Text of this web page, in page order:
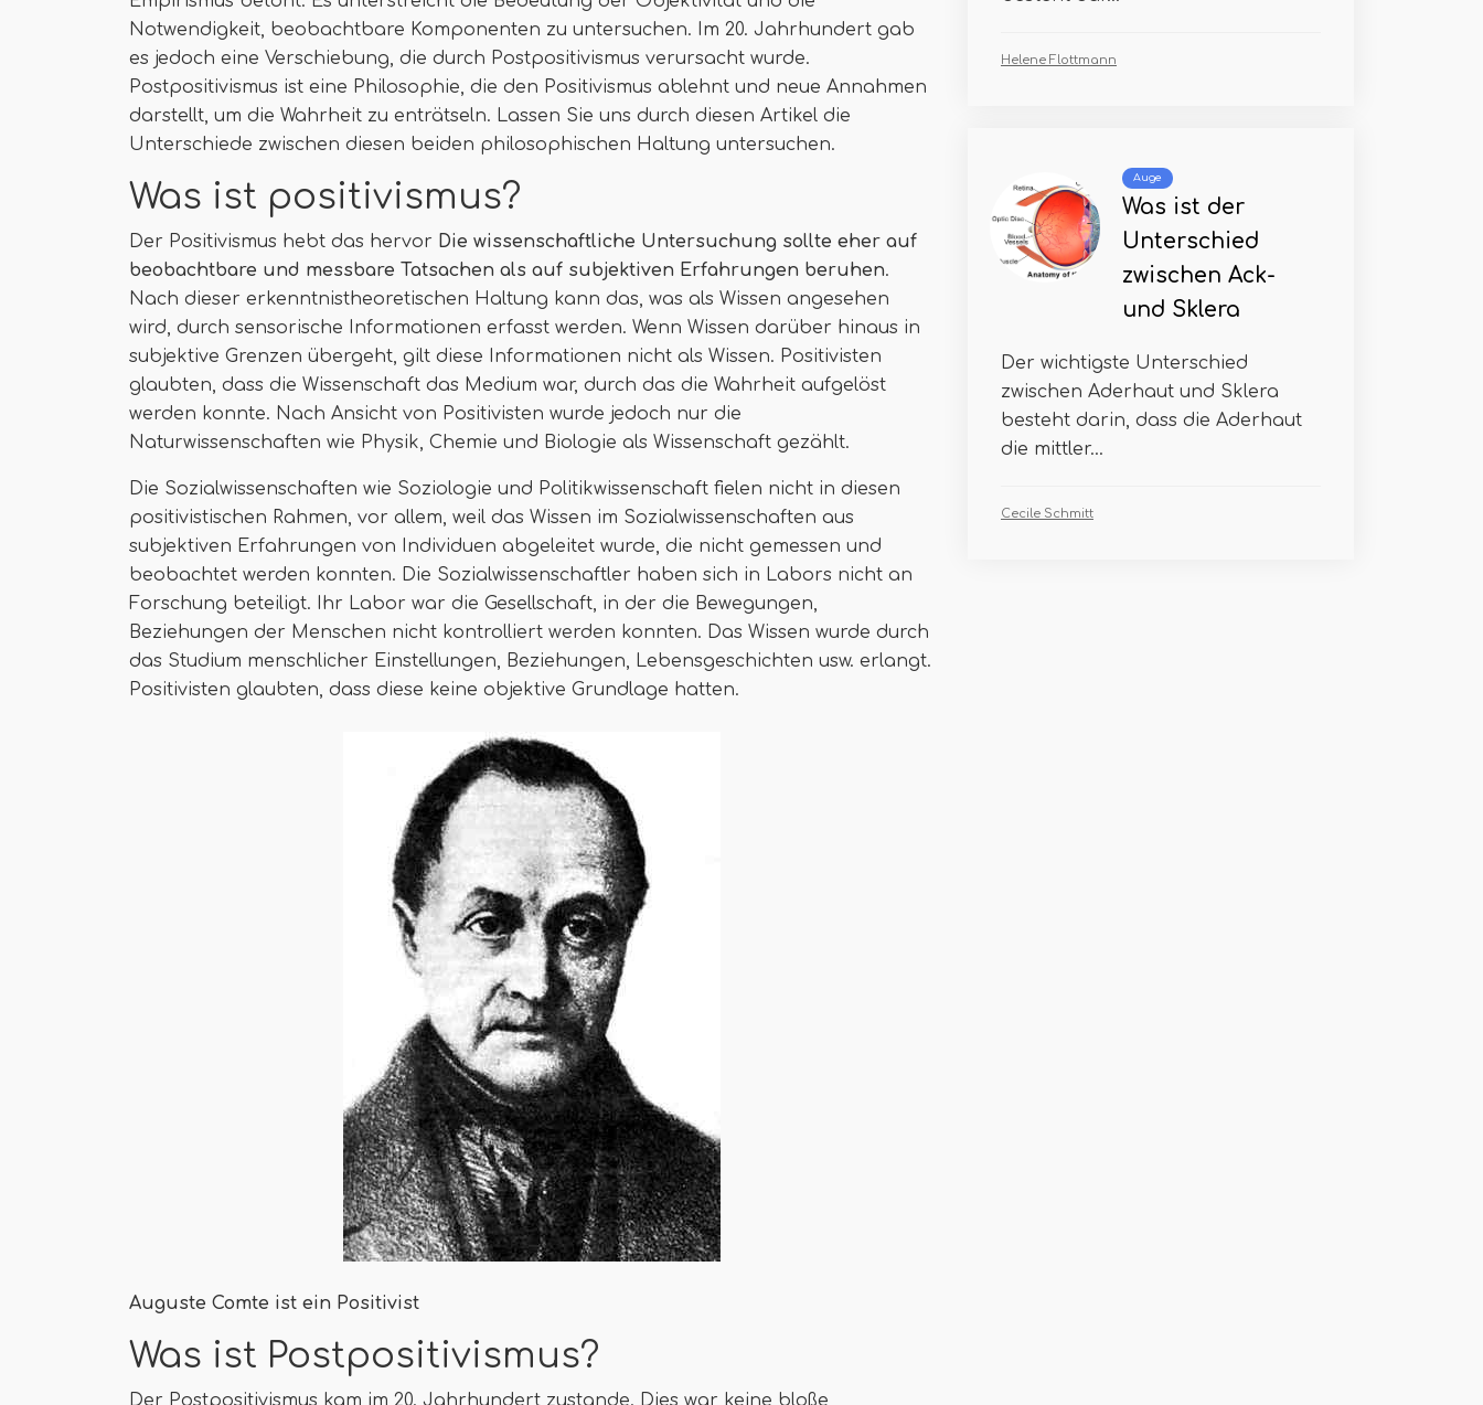
Notwendigkeit, beobachtbare Komponenten zu untersuchen. Im 20. Jahrhundert gab
es jedoch eine Verschiebung, die durch Postpositivismus verursacht wurde.
Postpositivismus ist eine Philosophie, die den Positivismus ablehnt und neue Annahmen
darstellt, um die Wahrheit zu enträtseln. Lassen Sie uns durch diesen Artikel die
Unterschiede zwischen diesen beiden philosophischen Haltung untersuchen.
Was ist positivismus?
Der Positivismus hebt das hervor Die wissenschaftliche Untersuchung sollte eher auf
beobachtbare und messbare Tatsachen als auf subjektiven Erfahrungen beruhen.
Nach dieser erkenntnistheoretischen Haltung kann das, was als Wissen angesehen
wird, durch sensorische Informationen erfasst werden. Wenn Wissen darüber hinaus in
subjektive Grenzen übergeht, gilt diese Informationen nicht als Wissen. Positivisten
glaubten, dass die Wissenschaft das Medium war, durch das die Wahrheit aufgelöst
werden konnte. Nach Ansicht von Positivisten wurde jedoch nur die
Naturwissenschaften wie Physik, Chemie und Biologie als Wissenschaft gezählt.
Die Sozialwissenschaften wie Soziologie und Politikwissenschaft fielen nicht in diesen
positivistischen Rahmen, vor allem, weil das Wissen im Sozialwissenschaften aus
subjektiven Erfahrungen von Individuen abgeleitet wurde, die nicht gemessen und
beobachtet werden konnten. Die Sozialwissenschaftler haben sich in Labors nicht an
Forschung beteiligt. Ihr Labor war die Gesellschaft, in der die Bewegungen,
Beziehungen der Menschen nicht kontrolliert werden konnten. Das Wissen wurde durch
das Studium menschlicher Einstellungen, Beziehungen, Lebensgeschichten usw. erlangt.
Positivisten glaubten, dass diese keine objektive Grundlage hatten.
Auguste Comte ist ein Positivist
Was ist Postpositivismus?
Der Postpositivismus kam im 20. Jahrhundert zustande. Dies war keine bloße
Helene Flottmann
Auge
Was ist der
Unterschied
zwischen Ack-
und Sklera
Der wichtigste Unterschied
zwischen Aderhaut und Sklera
besteht darin, dass die Aderhaut
die mittler...
Cecile Schmitt